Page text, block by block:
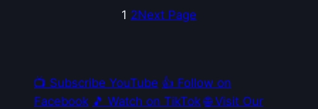
1 2Next Page
📺 Subscribe YouTube 👍 Follow on
Facebook 🎵 Watch on TikTok 🌐 Visit Our